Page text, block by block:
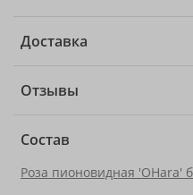
Доставка
Отзывы
Состав
Роза пионовидная 'OHara'